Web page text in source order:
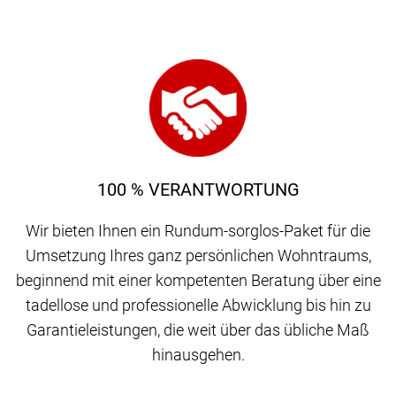
100 % VERANTWORTUNG
Wir bieten Ihnen ein Rundum-sorglos-Paket für die
Umsetzung Ihres ganz persönlichen Wohntraums,
beginnend mit einer kompetenten Beratung über eine
tadellose und professionelle Abwicklung bis hin zu
Garantieleistungen, die weit über das übliche Maß
hinausgehen.